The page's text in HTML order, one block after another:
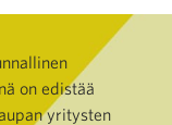
on edistää
yritysten